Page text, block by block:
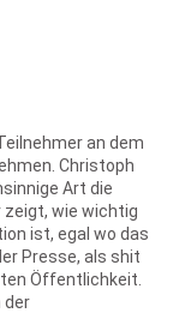
an dem
Christoph
Art die
zeigt, wie wichtig
ist, egal wo das
Presse, als shit
Öffentlichkeit.
der